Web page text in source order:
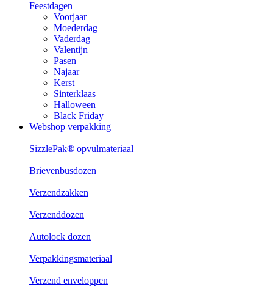
Feestdagen
Voorjaar
Moederdag
Vaderdag
Valentijn
Pasen
Najaar
Kerst
Sinterklaas
Halloween
Black Friday
Webshop verpakking
SizzlePak® opvulmateriaal
Brievenbusdozen
Verzendzakken
Verzenddozen
Autolock dozen
Verpakkingsmateriaal
Verzend enveloppen